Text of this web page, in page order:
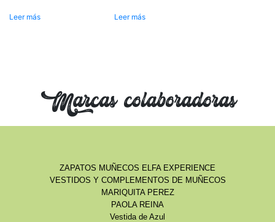
Leer más Leer más
Marcas colaboradoras
ZAPATOS MUÑECOS ELFA EXPERIENCE
VESTIDOS Y COMPLEMENTOS DE MUÑECOS
MARIQUITA PEREZ
PAOLA REINA
Vestida de Azul